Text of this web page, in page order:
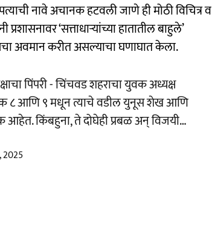
नावे अचानक हटवली जाणे ही मोठी विचित्र व
‘सत्ताधाऱ्यांच्या हातातील बाहुले’
अवमान करीत असल्याचा घणाघात केला.
पिंपरी - चिंचवड शहराचा युवक अध्यक्ष
८ आणि ९ मधून त्याचे वडील युनूस शेख आणि
किंबहुना, ते दोघेही प्रबळ अन् विजयी…
2025